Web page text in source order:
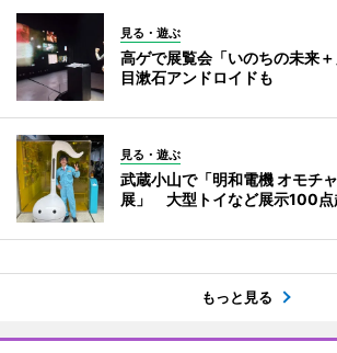
見る・遊ぶ
高ゲで展覧会「いのちの未来
目漱石アンドロイドも
見る・遊ぶ
武蔵小山で「明和電機 オモチ
展」 大型トイなど展示100点
もっと見る